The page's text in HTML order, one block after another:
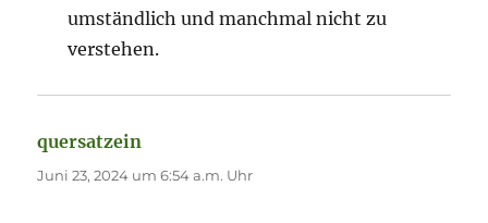
umständlich und manchmal nicht zu
verstehen.
quersatzein
Juni 23, 2024 um 6:54 a.m. Uhr